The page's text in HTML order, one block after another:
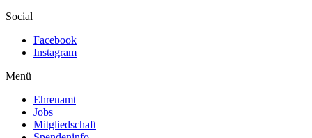
Social
Facebook
Instagram
Menü
Ehrenamt
Jobs
Mitgliedschaft